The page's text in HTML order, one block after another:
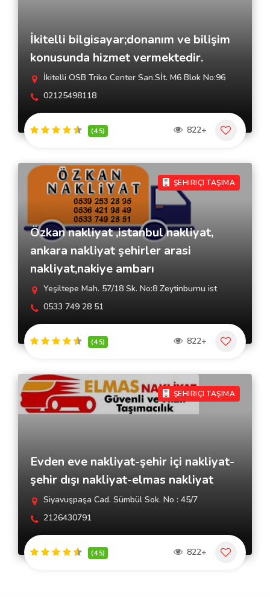
İkitelli bilgisayar;donanım ve bilişim
konusunda hizmet vermektedir.
İkitelli OSB Triko Center San.Sİt. M6 Blok No:96
02125498118
(4.5) 822+
ŞEHIRIÇI TAŞIMA
Özkan nakliyat ,istanbul nakliyat,
ankara nakliyat şehirler arasi
nakliyat,nakiye ambarı
Yeşiltepe Mah. 57/18 Sk. No:8 Zeytinburnu ist
0533 749 28 51
(4.5) 822+
ŞEHIRIÇI TAŞIMA
Evden eve nakliyat-şehir içi nakliyat-
şehir dışı nakliyat-elmas nakliyat
Siyavuşpaşa Cad. Sümbül Sok. No : 45/7
2126430791
(4.5) 822+